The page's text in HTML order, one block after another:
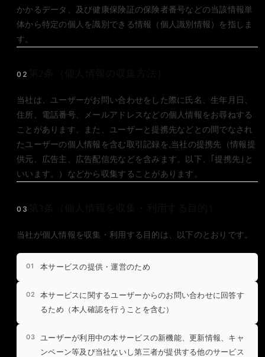
かかるデータ、及び健康保険証の保険者番号などの当該情報単
体から特定の個人を識別できる情報（個人識別情報）を指しま
す。
02
当社は、ユーザーがお問い合わせをした際に氏名、生年月日、
住所、電話番号、メールアドレスなどの個人情報をお尋ねする
ことがあります。また、ユーザーと提携先などとの間でなされ
たユーザーの個人情報を含む取引記録を,当社の提携先（情報提
供元、広告主、広告配信先などを含みます。以下、｢提携先｣と
いいます。）などから収集することがあります。
03
当社が個人情報を収集・利用する目的は、以下のとおりです。
本サービスの提供・運営のため
本サービスに関するユーザーからのお問い合わせに回答す
るため（本人確認を行うことを含む）
ユーザーが利用中の本サービスの新機能、更新情報、キャ
ンペーン等及び当社ないし第三者が提供する他のサービス